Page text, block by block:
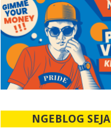
NGEBLOG